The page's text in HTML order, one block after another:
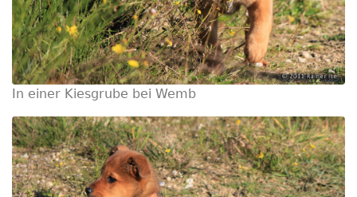
In einer Kiesgrube bei Wemb